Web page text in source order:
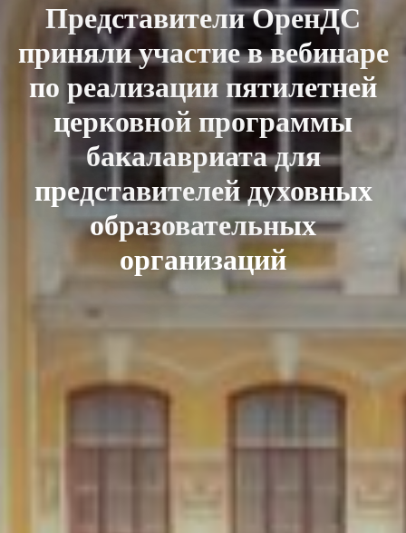
Представители ОренДС
приняли участие в вебинаре
по реализации пятилетней
церковной программы
бакалавриата для
представителей духовных
образовательных
организаций